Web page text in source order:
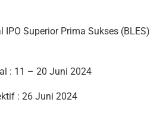
IPO Superior Prima Sukses (BLES)
: 11 – 20 Juni 2024
: 26 Juni 2024